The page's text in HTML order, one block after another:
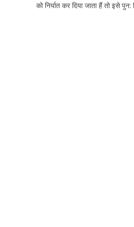
को निर्यात कर दिया जाता हैं तो इसे पुन: